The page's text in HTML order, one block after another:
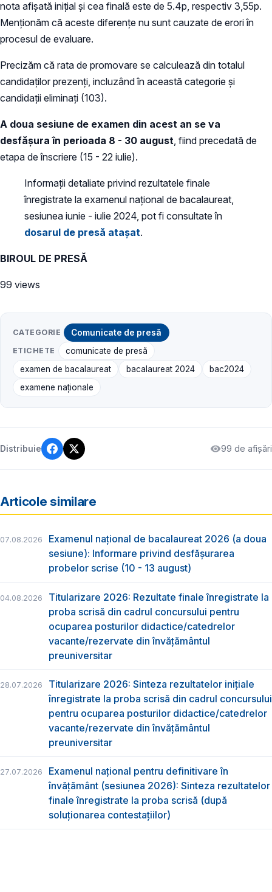
nota afișată inițial și cea finală este de 5.4p, respectiv 3,55p.
Menționăm că aceste diferențe nu sunt cauzate de erori în
procesul de evaluare.
Precizăm că rata de promovare se calculează din totalul
candidaților prezenți, incluzând în această categorie și
candidații eliminați (103).
A doua sesiune de examen din acest an se va
desfășura în perioada 8 - 30 august , fiind precedată de
etapa de înscriere (15 - 22 iulie).
Informații detaliate privind rezultatele finale
înregistrate la examenul național de bacalaureat,
sesiunea iunie - iulie 2024, pot fi consultate în
dosarul de presă atașat.
BIROUL DE PRESĂ
99 views
CATEGORIE Comunicate de presă
ETICHETE
comunicate de presă
examen de bacalaureat
bacalaureat 2024
bac2024
examene naţionale
Distribuie 99 de afișări
Articole similare
07.08.2026
Examenul național de bacalaureat 2026 (a doua
sesiune): Informare privind desfășurarea
probelor scrise (10 - 13 august)
04.08.2026
Titularizare 2026: Rezultate finale înregistrate la
proba scrisă din cadrul concursului pentru
ocuparea posturilor didactice/catedrelor
vacante/rezervate din învăţământul
preuniversitar
28.07.2026
Titularizare 2026: Sinteza rezultatelor inițiale
înregistrate la proba scrisă din cadrul concursului
pentru ocuparea posturilor didactice/catedrelor
vacante/rezervate din învăţământul
preuniversitar
27.07.2026
Examenul național pentru definitivare în
învățământ (sesiunea 2026): Sinteza rezultatelor
finale înregistrate la proba scrisă (după
soluționarea contestațiilor)